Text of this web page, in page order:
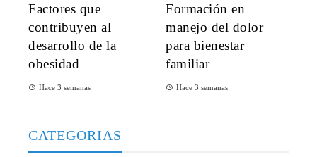
Factores que
contribuyen al
desarrollo de la
obesidad
Hace 3 semanas
Formación en
manejo del dolor
para bienestar
familiar
Hace 3 semanas
CATEGORIAS